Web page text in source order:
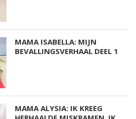
MAMA ISABELLA: MIJN
BEVALLINGSVERHAAL DEEL 1
MAMA ALYSIA: IK KREEG